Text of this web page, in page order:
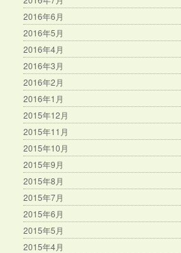
2016年6月
2016年5月
2016年4月
2016年3月
2016年2月
2016年1月
2015年12月
2015年11月
2015年10月
2015年9月
2015年8月
2015年7月
2015年6月
2015年5月
2015年4月